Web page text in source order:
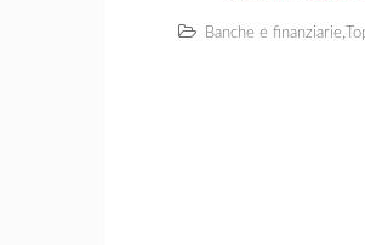
Banche e finanziarie,